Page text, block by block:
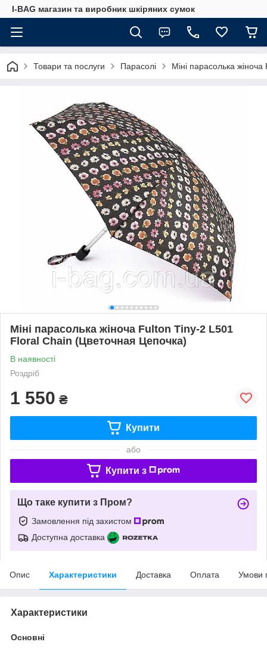
I-BAG магазин та виробник шкіряних сумок
Товари та послуги Парасолі Міні парасолька
Міні парасолька жіноча Fulton Tiny-2 L501
Floral Chain (Цветочная Цепочка)
В наявності
Роздріб
1 550 ₴
Купити
або
Купити з
Що таке купити з Пром?
Замовлення під захистом
Доступна доставка
Опис Характеристики Доставка Оплата Умови
Характеристики
Основні